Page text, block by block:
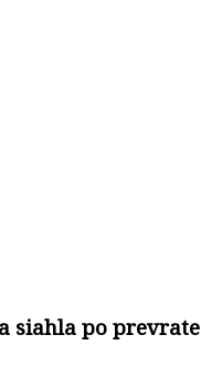
siahla po prevrate